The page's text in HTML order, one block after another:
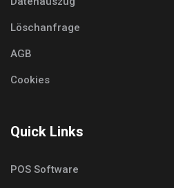
Löschanfrage
AGB
Cookies
Quick Links
POS Software